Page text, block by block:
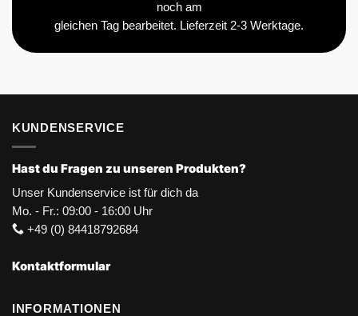
noch am
gleichen Tag bearbeitet. Lieferzeit 2-3 Werktage.
KUNDENSERVICE
Hast du Fragen zu unseren Produkten?
Unser Kundenservice ist für dich da
Mo. - Fr.: 09:00 - 16:00 Uhr
+49 (0) 84418792684
Kontaktformular
INFORMATIONEN